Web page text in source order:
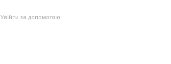
Увійти за допомогою